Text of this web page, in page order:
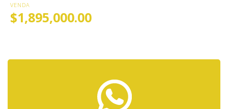
VENDA
$1,895,000.00